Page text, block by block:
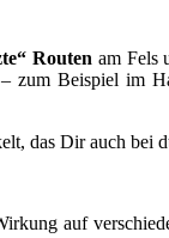
Routen am Fels
zum Beispiel im
das Dir auch bei
auf